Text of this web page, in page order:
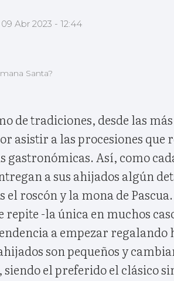
09 Abr 2023 - 12:44
Santa?
de tradiciones, desde las más
asistir a las procesiones que
gastronómicas. Así, como
a sus ahijados algún
roscón y la mona de
repite -la única en muchos
a empezar regalando
son pequeños y
el preferido el clásico